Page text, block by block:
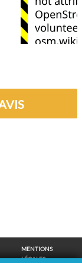
MENTIONS
LÉGALES